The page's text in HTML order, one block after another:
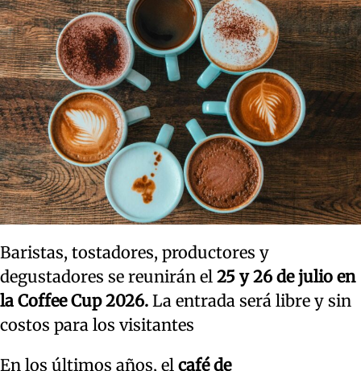
Baristas, tostadores, productores y
degustadores se reunirán el 25 y 26 de julio en
la Coffee Cup 2026. La entrada será libre y sin
costos para los visitantes
En los últimos años, el café de